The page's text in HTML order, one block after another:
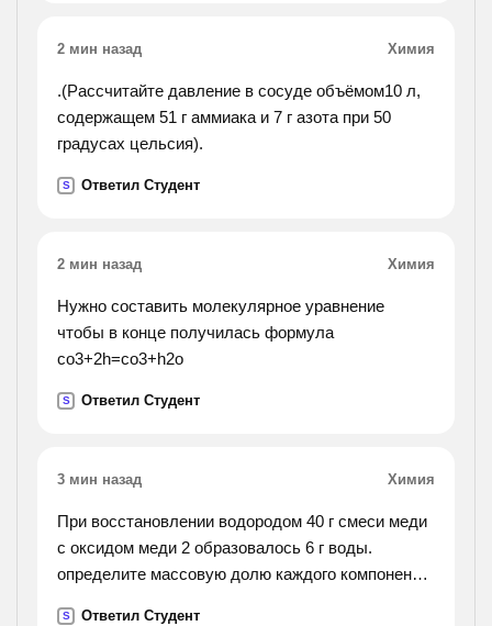
парам).
2 мин назад Химия
.(Рассчитайте давление в сосуде объёмом10 л,
содержащем 51 г аммиака и 7 г азота при 50
градусах цельсия).
S Ответил Студент
2 мин назад Химия
Нужно составить молекулярное уравнение
чтобы в конце получилась формула
co3+2h=co3+h2o
S Ответил Студент
3 мин назад Химия
При восстановлении водородом 40 г смеси меди
с оксидом меди 2 образовалось 6 г воды.
определите массовую долю каждого компонента
S Ответил Студент